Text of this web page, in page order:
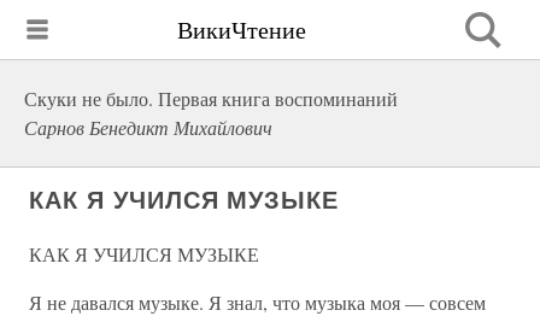
ВикиЧтение
Скуки не было. Первая книга воспоминаний
Сарнов Бенедикт Михайлович
КАК Я УЧИЛСЯ МУЗЫКЕ
КАК Я УЧИЛСЯ МУЗЫКЕ
Я не давался музыке. Я знал, что музыка моя — совсем